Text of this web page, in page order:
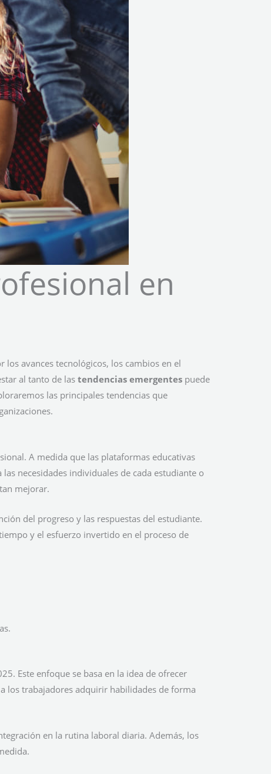
en
avances tecnológicos, los cambios en el
al tanto de las tendencias emergentes puede
las principales tendencias que
A medida que las plataformas educativas
necesidades individuales de cada estudiante o
mejorar.
del progreso y las respuestas del estudiante.
y el esfuerzo invertido en el proceso de
Este enfoque se basa en la idea de ofrecer
los trabajadores adquirir habilidades de forma
en la rutina laboral diaria. Además, los